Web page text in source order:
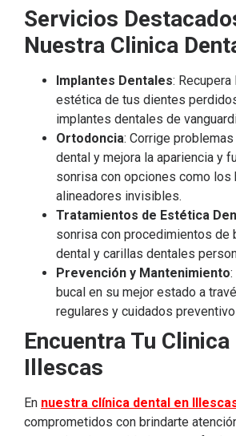
Servicios
Nuestra Clinica
Implantes Dentales:
estética de tus dientes
implantes dentales de
Ortodoncia: Corrige
dental y mejora la apariencia y
sonrisa con opciones como los
alineadores invisibles.
Tratamientos de Estética
sonrisa con procedimientos de
dental y carillas dentales
Prevención y Mantenimiento
bucal en su mejor estado a
regulares y cuidados
Encuentra Tu Clinica
Illescas
En nuestra clínica dental en
comprometidos con brindarte